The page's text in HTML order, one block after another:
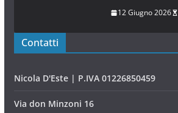
12 Giugno 2026
Contatti
Nicola D'Este | P.IVA 01226850459
Via don Minzoni 16